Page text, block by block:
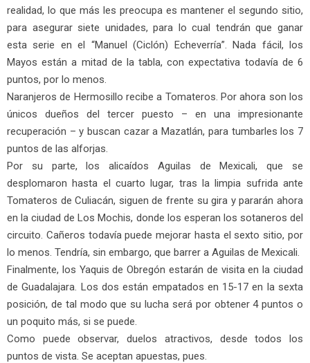
realidad, lo que más les preocupa es mantener el segundo sitio,
para asegurar siete unidades, para lo cual tendrán que ganar
esta serie en el “Manuel (Ciclón) Echeverría”. Nada fácil, los
Mayos están a mitad de la tabla, con expectativa todavía de 6
puntos, por lo menos.
Naranjeros de Hermosillo recibe a Tomateros. Por ahora son los
únicos dueños del tercer puesto – en una impresionante
recuperación – y buscan cazar a Mazatlán, para tumbarles los 7
puntos de las alforjas.
Por su parte, los alicaídos Aguilas de Mexicali, que se
desplomaron hasta el cuarto lugar, tras la limpia sufrida ante
Tomateros de Culiacán, siguen de frente su gira y pararán ahora
en la ciudad de Los Mochis, donde los esperan los sotaneros del
circuito. Cañeros todavía puede mejorar hasta el sexto sitio, por
lo menos. Tendría, sin embargo, que barrer a Aguilas de Mexicali.
Finalmente, los Yaquis de Obregón estarán de visita en la ciudad
de Guadalajara. Los dos están empatados en 15-17 en la sexta
posición, de tal modo que su lucha será por obtener 4 puntos o
un poquito más, si se puede.
Como puede observar, duelos atractivos, desde todos los
puntos de vista. Se aceptan apuestas, pues.